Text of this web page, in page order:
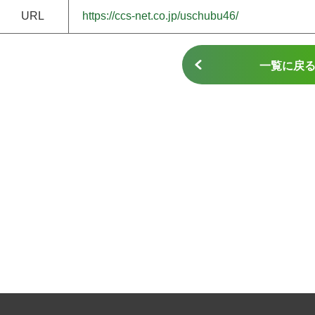
URL https://ccs-net.co.jp/uschubu46/
一覧に戻る